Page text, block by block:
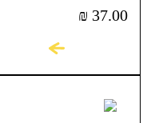
₪ 37.00